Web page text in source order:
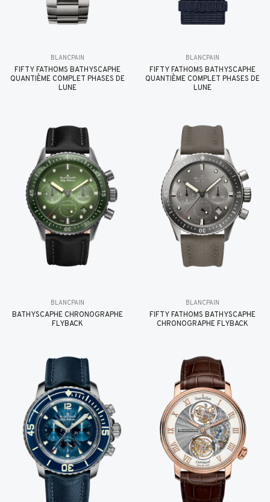
BLANCPAIN
FIFTY FATHOMS BATHYSCAPHE
QUANTIÈME COMPLET PHASES DE
LUNE
BLANCPAIN
FIFTY FATHOMS BATHYSCAPHE
QUANTIÈME COMPLET PHASES DE
LUNE
BLANCPAIN
BATHYSCAPHE CHRONOGRAPHE
FLYBACK
BLANCPAIN
FIFTY FATHOMS BATHYSCAPHE
CHRONOGRAPHE FLYBACK